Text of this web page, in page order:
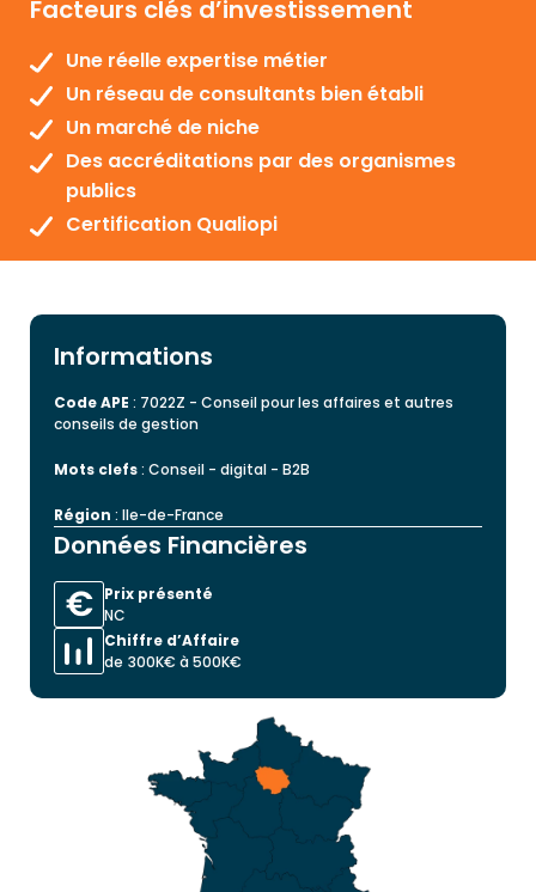
Facteurs clés d’investissement
Une réelle expertise métier
Un réseau de consultants bien établi
Un marché de niche
Des accréditations par des organismes
publics
Certification Qualiopi
Informations
Code APE : 7022Z - Conseil pour les affaires et autres
conseils de gestion
Mots clefs: Conseil - digital - B2B
Région : Ile-de-France
Données Financières
Prix présenté
NC
Chiffre d’Affaire
de 300K€ à 500K€